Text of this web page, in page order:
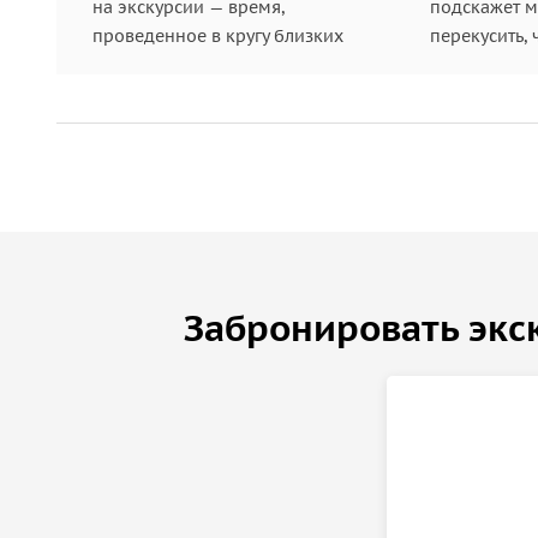
на экскурсии — время,
проведенное в кругу близких
подскажет
перекусить,
Забронировать